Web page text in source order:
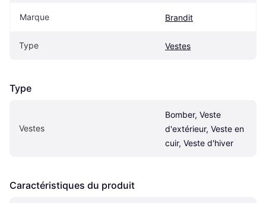
Marque Brandit
Type Vestes
Type
Vestes
Bomber, Veste
d'extérieur, Veste en
cuir, Veste d'hiver
Caractéristiques du produit